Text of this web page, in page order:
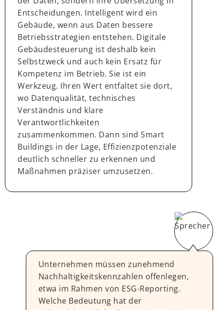
Entscheidungen. Intelligent wird ein
Gebäude, wenn aus Daten bessere
Betriebsstrategien entstehen. Digitale
Gebäudesteuerung ist deshalb kein
Selbstzweck und auch kein Ersatz für
Kompetenz im Betrieb. Sie ist ein
Werkzeug. Ihren Wert entfaltet sie dort,
wo Datenqualität, technisches
Verständnis und klare
Verantwortlichkeiten
zusammenkommen. Dann sind Smart
Buildings in der Lage, Effizienzpotenziale
deutlich schneller zu erkennen und
Maßnahmen präziser umzusetzen.
Unternehmen müssen zunehmend
Nachhaltigkeitskennzahlen offenlegen,
etwa im Rahmen von ESG-Reporting.
Welche Bedeutung hat der